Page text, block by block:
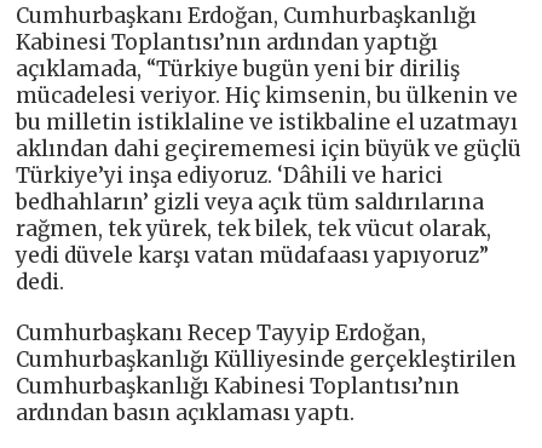
Cumhurbaşkanı Erdoğan, Cumhurbaşkanlığı
Kabinesi Toplantısı’nın ardından yaptığı
açıklamada, “Türkiye bugün yeni bir diriliş
mücadelesi veriyor. Hiç kimsenin, bu ülkenin ve
bu milletin istiklaline ve istikbaline el uzatmayı
aklından dahi geçirememesi için büyük ve güçlü
Türkiye’yi inşa ediyoruz. ‘Dâhili ve harici
bedhahların’ gizli veya açık tüm saldırılarına
rağmen, tek yürek, tek bilek, tek vücut olarak,
yedi düvele karşı vatan müdafaası yapıyoruz”
dedi.
Cumhurbaşkanı Recep Tayyip Erdoğan,
Cumhurbaşkanlığı Külliyesinde gerçekleştirilen
Cumhurbaşkanlığı Kabinesi Toplantısı’nın
ardından basın açıklaması yaptı.